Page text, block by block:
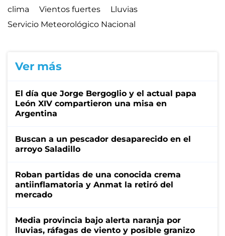
clima Vientos fuertes
Lluvias
Servicio Meteorológico Nacional
Ver más
El día que Jorge Bergoglio y el actual papa
León XIV compartieron una misa en
Argentina
Buscan a un pescador desaparecido en el
arroyo Saladillo
Roban partidas de una conocida crema
antiinflamatoria y Anmat la retiró del
mercado
Media provincia bajo alerta naranja por
lluvias, ráfagas de viento y posible granizo